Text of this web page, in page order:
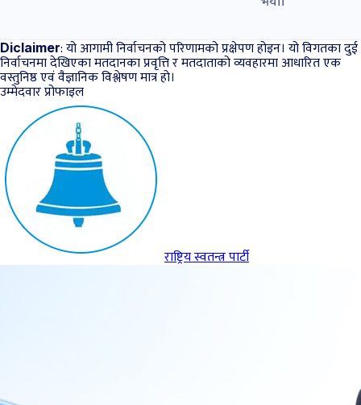
Diclaimer: यो आगामी निर्वाचनको परिणामको प्रक्षेपण होइन। यो विगतका दुई
निर्वाचनमा देखिएका मतदानका प्रवृत्ति र मतदाताको व्यवहारमा आधारित एक
वस्तुनिष्ठ एवं वैज्ञानिक विश्लेषण मात्र हो।
उम्मेदवार प्रोफाइल
राष्ट्रिय स्वतन्त्र पार्टी